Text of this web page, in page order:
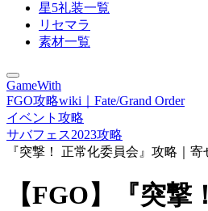
星5礼装一覧
リセマラ
素材一覧
GameWith
FGO攻略wiki｜Fate/Grand Order
イベント攻略
サバフェス2023攻略
『突撃！ 正常化委員会』攻略｜寄
【FGO】『突撃